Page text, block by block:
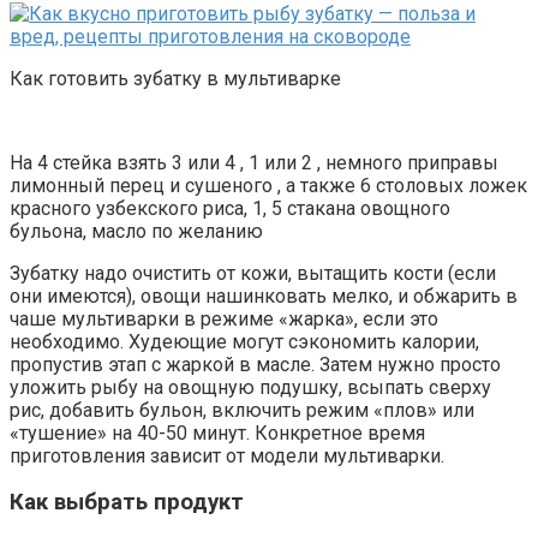
Как готовить зубатку в мультиварке
На 4 стейка взять 3 или 4 , 1 или 2 , немного приправы
лимонный перец и сушеного , а также 6 столовых ложек
красного узбекского риса, 1, 5 стакана овощного
бульона, масло по желанию
Зубатку надо очистить от кожи, вытащить кости (если
они имеются), овощи нашинковать мелко, и обжарить в
чаше мультиварки в режиме «жарка», если это
необходимо. Худеющие могут сэкономить калории,
пропустив этап с жаркой в масле. Затем нужно просто
уложить рыбу на овощную подушку, всыпать сверху
рис, добавить бульон, включить режим «плов» или
«тушение» на 40-50 минут. Конкретное время
приготовления зависит от модели мультиварки.
Как выбрать продукт